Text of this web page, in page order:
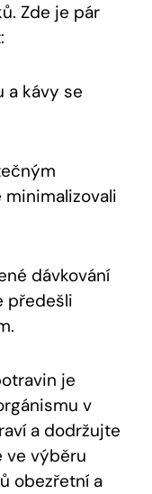
Zde je pár
a kávy se
dávkování
předešli
je
v
a dodržujte
ve výběru
obezřetní a